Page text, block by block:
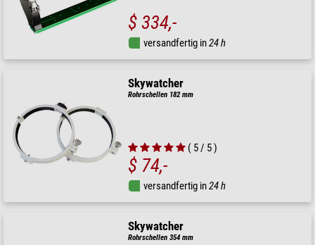
$ 334,-
versandfertig in24 h
Skywatcher
Rohrschellen 182 mm
( 5 / 5 )
$ 74,-
versandfertig in24 h
Skywatcher
Rohrschellen 354 mm